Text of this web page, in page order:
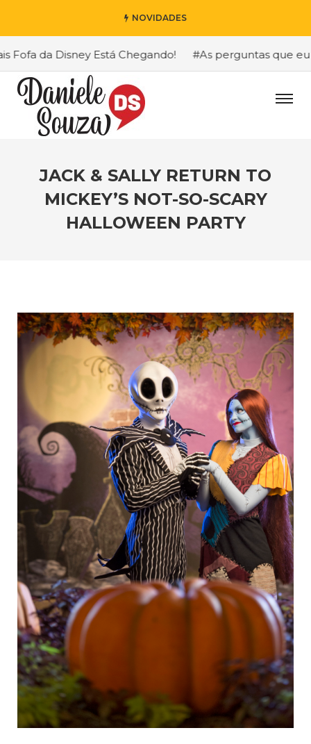
NOVIDADES
da Disney Está Chegando! #As perguntas que eu
JACK & SALLY RETURN TO
MICKEY’S NOT-SO-SCARY
HALLOWEEN PARTY